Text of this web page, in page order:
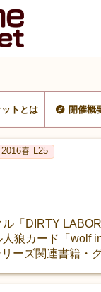
トとは 開催概
2016春 L25
ル「DIRTY
狼カード「wolf
リーズ関連書籍・